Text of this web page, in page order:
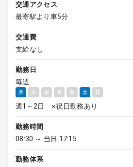
交通アクセス
最寄駅より車5分
交通費
支給なし
勤務日
毎週
月 火 水 木 金 土 日
週1～2日 ※祝日勤務あり
勤務時間
08:30 ～ 当日 17:15
勤務体系